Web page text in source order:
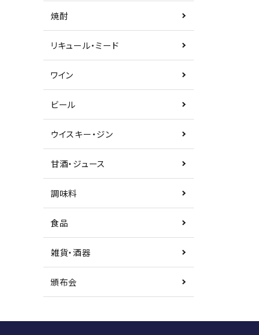
焼酎
リキュール・ミード
ワイン
ビール
ウイスキー・ジン
甘酒・ジュース
調味料
食品
雑貨・酒器
頒布会